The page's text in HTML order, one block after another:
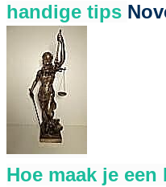
handige tips
Hoe maak je